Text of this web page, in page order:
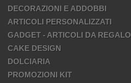
DECORAZIONI E ADDOBBI
ARTICOLI PERSONALIZZATI
GADGET - ARTICOLI DA REGALO
CAKE DESIGN
DOLCIARIA
PROMOZIONI KIT